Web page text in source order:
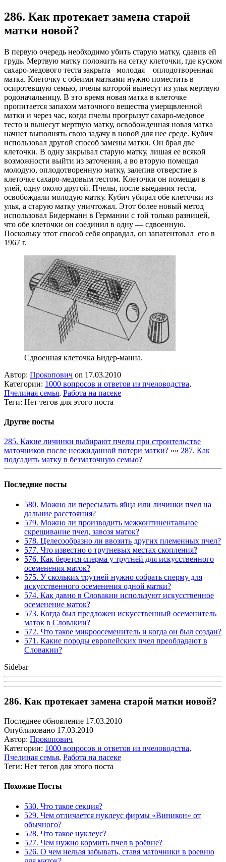
286. Как протекает замена старой
матки новой?
В первую очередь необходимо убить старую матку, сдавив ей
грудь. Мертвую матку положить на сетку клеточки, где куском
сахаро-медового теста закрыта молодая оплодотворенная
матка. Клеточку с обеими матками нужно поместить в
осиротевшую семью, пчелы которой вынесут из улья мертвую
родоначальницу. В это время новая матка в клеточке
пропитается запахом маточного вещества умерщвленной
матки и через час, когда пчелы прогрызут сахаро-медовое
тесто и вынесут мертвую матку, освобожденная новая матка
начнет выполнять свою задачу в новой для нее среде. Кубич
использовал другой способ замены матки. Он брал две
клеточки. В одну закрывал старую матку, лишая ее всякой
возможности выйти из заточения, а во вторую помещал
молодую, оплодотворенную матку, залепив отверстие в
клеточке сахаро-медовым тестом. Клеточки он помещал в
улей, одну около другой. Пчелы, после выедания теста,
освобождали молодую матку. Кубич убирал обе клеточки из
улья, а старую матку уничтожал. Этот более новый метод
использовал Бидерманн в Германии с той только разницей,
что обе клеточки он соединил в одну — сдвоенную.
Поскольку этот способ себя оправдал, он запатентовал его в
1967 г.
Сдвоенная клеточка Бидер-манна.
Автор: Прокопович on 17.03.2010
Категории: 1000 вопросов и ответов из пчеловодства,
Пчелиная семья, Работа на пасеке
Теги: Нет тегов для этого поста
Другие посты
285. Какие личинки выбирают пчелы при строительстве
маточников после неожиданной потери матки? «» 287. Как
подсадить матку в безматочную семью?
Последние посты
580. Можно ли пересылать яйца или личинки пчел на
дальние расстояния?
579. Можно ли производить межконтинентальное
скрещивание пчел, завозя маток?
578. Целесообразно ли ввозить других племенных пчел?
577. Что известно о трутневых местах скопления?
576. Как берется сперма у трутней для искусственного
осеменения маток?
575. У скольких трутней нужно собрать сперму для
искусственного осеменения одной матки?
574. Как давно в Словакии используют искусственное
осеменение маток?
573. Когда был предложен искусственный осеменитель
маток в Словакии?
572. Что такое микроосеменитель и когда он был создан?
571. Какие породы европейских пчел преобладают в
Словакии?
Sidebar
286. Как протекает замена старой матки новой?
Последнее обновление 17.03.2010
Опубликовано 17.03.2010
Автор: Прокопович
Категории: 1000 вопросов и ответов из пчеловодства,
Пчелиная семья, Работа на пасеке
Теги: Нет тегов для этого поста
Похожие Посты
530. Что такое секция?
529. Чем отличается нуклеус фирмы «Виникон» от
обычного?
528. Что такое нуклеус?
527. Чем нужно кормить пчел в роёвне?
526. О чем нельзя забывать, ставя маточники в роевню